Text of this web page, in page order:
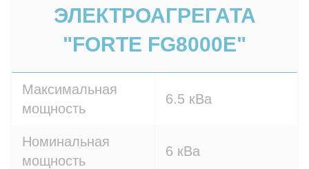
ЭЛЕКТРОАГРЕГАТА
"FORTE FG8000E"
Максимальная
мощность
6.5 кВа
Номинальная
мощность
6 кВа